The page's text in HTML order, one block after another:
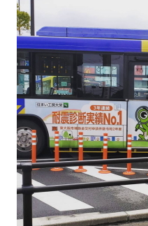
会社概要
お問い合わせ・耐震診断